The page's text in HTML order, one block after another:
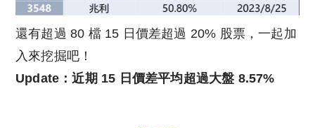
還有超過 80 檔 15 日價差超過 20% 股票，一起加
入來挖掘吧！
Update：近期 15 日價差平均超過大盤 8.57%